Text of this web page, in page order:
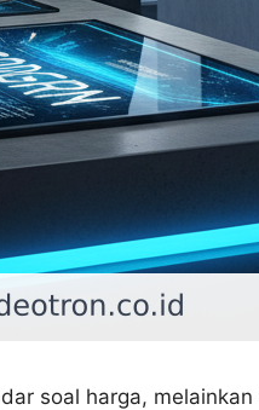
soal harga,